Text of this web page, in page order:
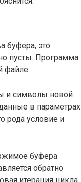
буфера, это
пусты. Программа
файле.
и символы новой
в параметрах
рода условие и
буфера
обратно
итерация цикла